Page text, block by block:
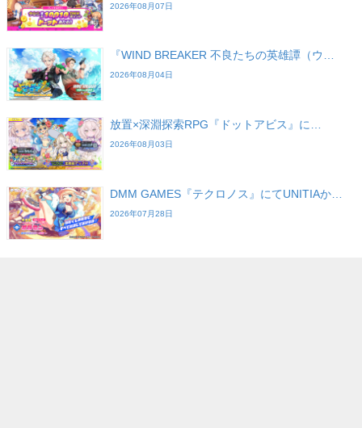
2026年08月07日
『WIND BREAKER 不良たちの英雄譚（ウ…
2026年08月04日
放置×深淵探索RPG『ドットアビス』に…
2026年08月03日
DMM GAMES『テクロノス』にてUNITIAか…
2026年07月28日